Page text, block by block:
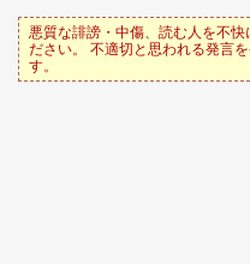
悪質な誹謗・中傷、読む人を不
ださい。 不適切と思われる発言
す。